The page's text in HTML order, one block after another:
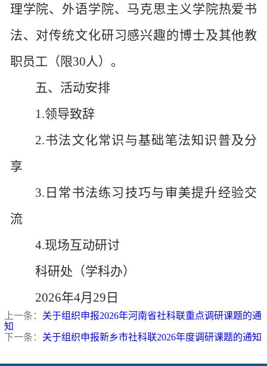
理学院、外语学院、马克思主义学院热爱书
法、对传统文化研习感兴趣的博士及其他教
职员工（限30人）。
五、活动安排
1.领导致辞
2.书法文化常识与基础笔法知识普及分
享
3.日常书法练习技巧与审美提升经验交
流
4.现场互动研讨
科研处（学科办）
2026年4月29日
上一条： 关于组织申报2026年河南省社科联重点调研课题的通
知
下一条： 关于组织申报新乡市社科联2026年度调研课题的通知